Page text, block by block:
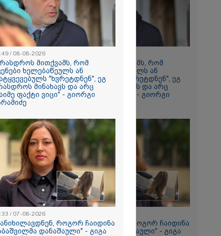
1641.00
- 57
"არასდროს მითქვამს, რომ
ჩვენები ხელებაწეულს ან
დატყვევებულს "ხვრეტდნენ", ეგ
არასდროს მინახავს და არც
რაიმე ფაქტი ვიცი" - გიორგი
"განიხილავდნენ, როგორ ჩაიდინა
გაბაშვილმა დანაშაული" - გიგა
/ 08-08-2026
მითქვამს, რომ
ხელებაწეულს ან
"ხვრეტდნენ", ეგ
მინახავს და არც
ფაქტი ვიცი" - გიორგი
/ 07-08-2026
როგორ ჩაიდინა
დანაშაული" - გიგა